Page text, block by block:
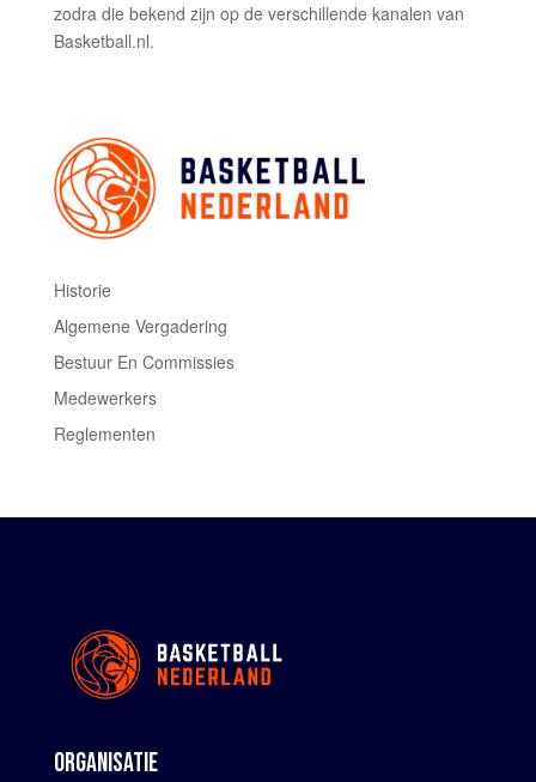
zodra die bekend zijn op de verschillende kanalen van
Basketball.nl.
Historie
Algemene Vergadering
Bestuur En Commissies
Medewerkers
Reglementen
ORGANISATIE